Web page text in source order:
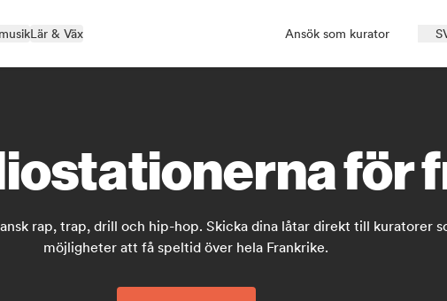
Lär & Väx Ansök som kurator
för
rap, trap, drill och hip-hop. Skicka dina låtar direkt till kuratorer
möjligheter att få speltid över hela Frankrike.